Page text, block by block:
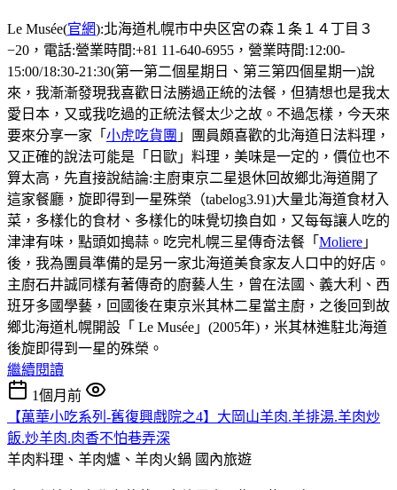
Le Musée(官網):北海道札幌市中央区宮の森１条１４丁目３
−20，電話:營業時間:+81 11-640-6955，營業時間:12:00-
15:00/18:30-21:30(第一第二個星期日、第三第四個星期一)說
來，我漸漸發現我喜歡日法勝過正統的法餐，但猜想也是我太
愛日本，又或我吃過的正統法餐太少之故。不過怎樣，今天來
要來分享一家「 小虎吃貨團 」團員頗喜歡的北海道日法料理，
又正確的說法可能是「日歐」料理，美味是一定的，價位也不
算太高，先直接說結論:主廚東京二星退休回故鄉北海道開了
這家餐廳，旋即得到一星殊榮（tabelog3.91)大量北海道食材入
菜，多樣化的食材、多樣化的味覺切換自如，又每每讓人吃的
津津有味，點頭如搗蒜。吃完札幌三星傳奇法餐「 Moliere 」
後，我為團員準備的是另一家北海道美食家友人口中的好店。
主廚石井誠同樣有著傳奇的廚藝人生，曾在法國、義大利、西
班牙多國學藝，回國後在東京米其林二星當主廚，之後回到故
鄉北海道札幌開設「 Le Musée」(2005年)，米其林進駐北海道
後旋即得到一星的殊榮。
繼續閱讀
1個月前
【萬華小吃系列-舊復興戲院之4】大岡山羊肉.羊排湯.羊肉炒
飯.炒羊肉.肉香不怕巷弄深
羊肉料理、羊肉爐、羊肉火鍋 國內旅遊